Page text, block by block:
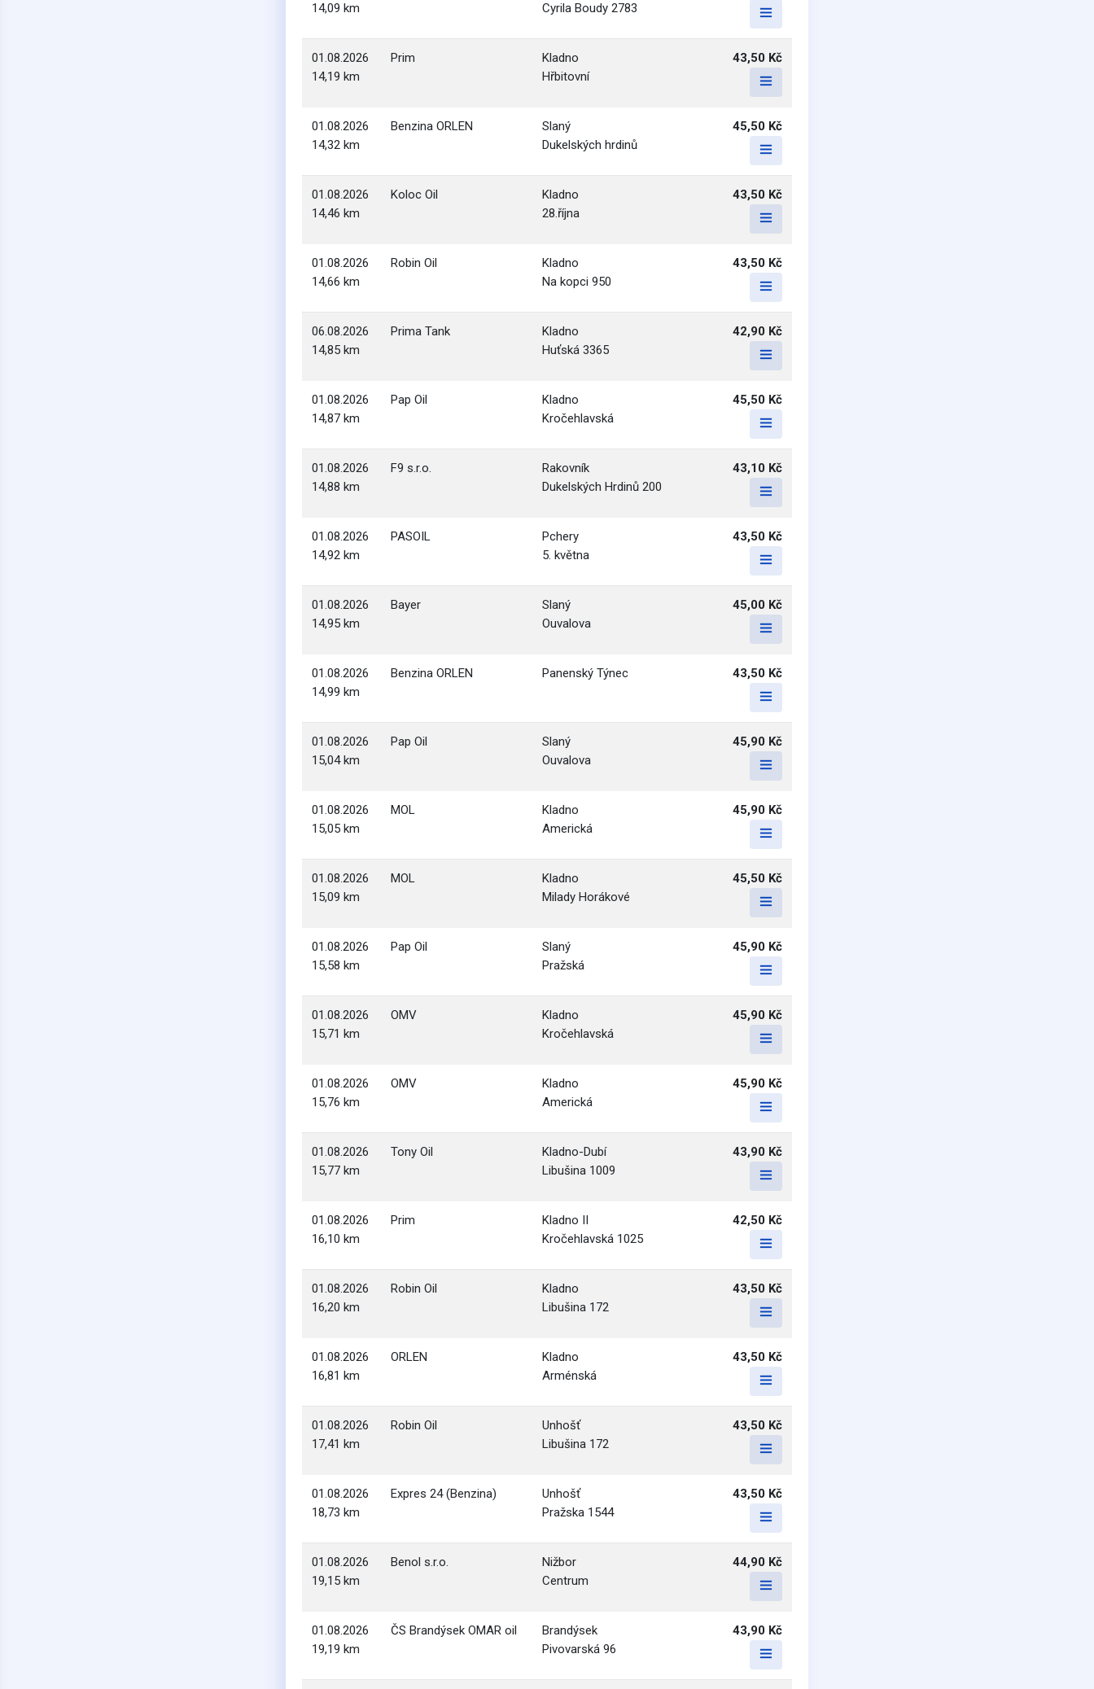
14,09 km
Cyrila Boudy 2783
01.08.2026
14,19 km
Prim
Kladno
Hřbitovní
43,50 Kč
01.08.2026
14,32 km
Benzina ORLEN
Slaný
Dukelských hrdinů
45,50 Kč
01.08.2026
14,46 km
Koloc Oil
Kladno
28.října
43,50 Kč
01.08.2026
14,66 km
Robin Oil
Kladno
Na kopci 950
43,50 Kč
06.08.2026
14,85 km
Prima Tank
Kladno
Huťská 3365
42,90 Kč
01.08.2026
14,87 km
Pap Oil
Kladno
Kročehlavská
45,50 Kč
01.08.2026
14,88 km
F9 s.r.o.
Rakovník
Dukelských Hrdinů 200
43,10 Kč
01.08.2026
14,92 km
PASOIL
Pchery
5. května
43,50 Kč
01.08.2026
14,95 km
Bayer
Slaný
Ouvalova
45,00 Kč
01.08.2026
14,99 km
Benzina ORLEN Panenský Týnec 43,50 Kč
01.08.2026
15,04 km
Pap Oil
Slaný
Ouvalova
45,90 Kč
01.08.2026
15,05 km
MOL
Kladno
Americká
45,90 Kč
01.08.2026
15,09 km
MOL
Kladno
Milady Horákové
45,50 Kč
01.08.2026
15,58 km
Pap Oil
Slaný
Pražská
45,90 Kč
01.08.2026
15,71 km
OMV
Kladno
Kročehlavská
45,90 Kč
01.08.2026
15,76 km
OMV
Kladno
Americká
45,90 Kč
01.08.2026
15,77 km
Tony Oil
Kladno-Dubí
Libušina 1009
43,90 Kč
01.08.2026
16,10 km
Prim
Kladno II
Kročehlavská 1025
42,50 Kč
01.08.2026
16,20 km
Robin Oil
Kladno
Libušina 172
43,50 Kč
01.08.2026
16,81 km
ORLEN
Kladno
Arménská
43,50 Kč
01.08.2026
17,41 km
Robin Oil
Unhošť
Libušina 172
43,50 Kč
01.08.2026
18,73 km
Expres 24 (Benzina)
Unhošť
Pražska 1544
43,50 Kč
01.08.2026
19,15 km
Benol s.r.o.
Nižbor
Centrum
44,90 Kč
01.08.2026
19,19 km
ČS Brandýsek OMAR oil
Brandýsek
Pivovarská 96
43,90 Kč